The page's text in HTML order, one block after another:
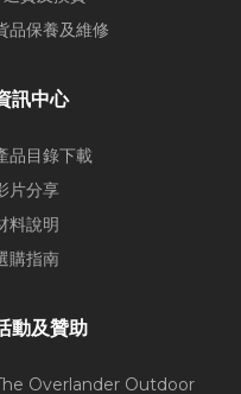
品保養及維修
訊中心
品目錄下載
片分享
料說明
購指南
動及贊助
Overlander Outdoor